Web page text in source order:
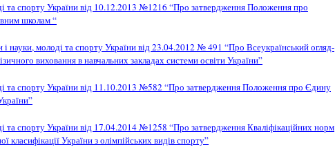
та спорту України від 10.12.2013 №1216 “Про затвердження Положення про
школам “
і науки, молоді та спорту України від 23.04.2012 № 491 “Про Всеукраїнський огляд-
виховання в навчальних закладах системи освіти України”
та спорту України від 11.10.2013 №582 “Про затвердження Положення про Єдину
та спорту України від 17.04.2014 №1258 “Про затвердження Кваліфікаційних норм
класифікації України з олімпійських видів спорту”